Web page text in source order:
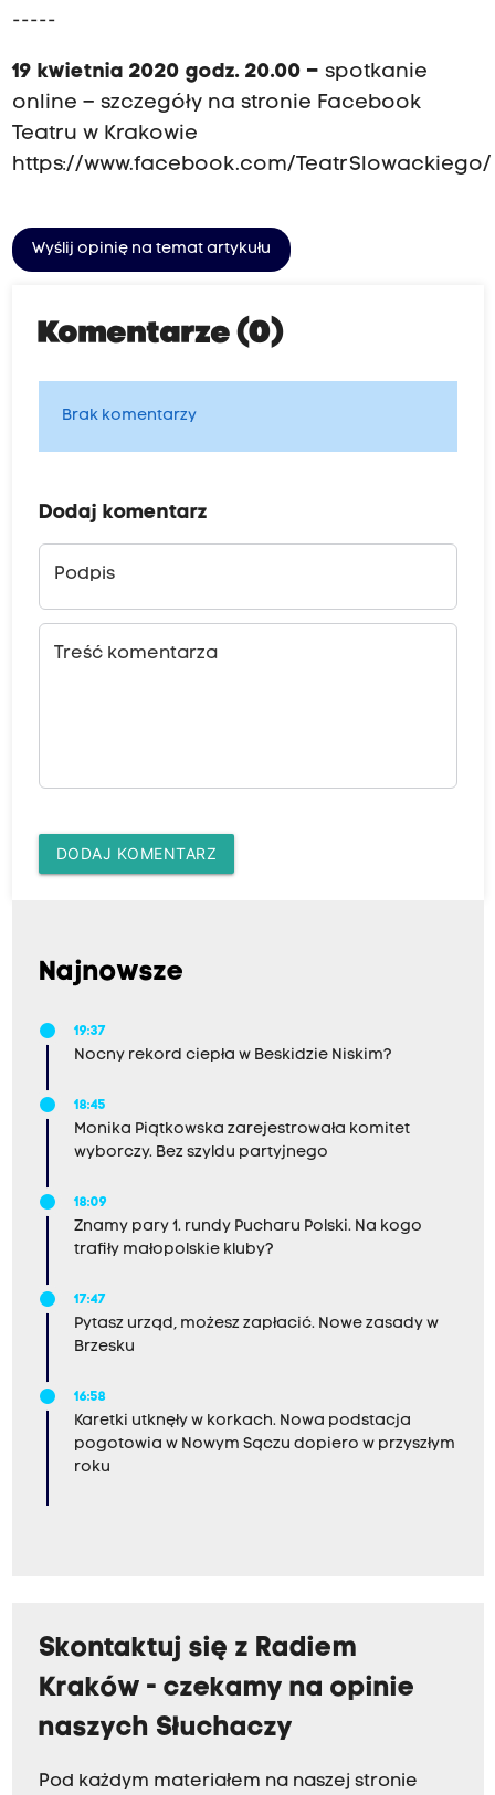
-----
19 kwietnia 2020 godz. 20.00 – spotkanie
online – szczegóły na stronie Facebook
Teatru w Krakowie
https://www.facebook.com/TeatrSlowackiego/
Wyślij opinię na temat artykułu
Komentarze (0)
Brak komentarzy
Dodaj komentarz
Podpis
Treść komentarza
DODAJ KOMENTARZ
Najnowsze
19:37
Nocny rekord ciepła w Beskidzie Niskim?
18:45
Monika Piątkowska zarejestrowała komitet
wyborczy. Bez szyldu partyjnego
18:09
Znamy pary 1. rundy Pucharu Polski. Na kogo
trafiły małopolskie kluby?
17:47
Pytasz urząd, możesz zapłacić. Nowe zasady w
Brzesku
16:58
Karetki utknęły w korkach. Nowa podstacja
pogotowia w Nowym Sączu dopiero w przyszłym
roku
Skontaktuj się z Radiem
Kraków - czekamy na opinie
naszych Słuchaczy
Pod każdym materiałem na naszej stronie